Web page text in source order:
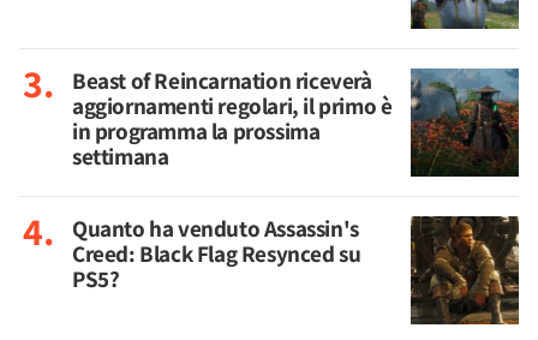
Beast of Reincarnation riceverà
aggiornamenti regolari, il primo è
in programma la prossima
settimana
Quanto ha venduto Assassin's
Creed: Black Flag Resynced su
PS5?